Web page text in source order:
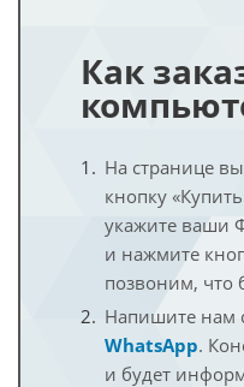
Как
На странице
кнопку
укажите ваши
и нажмите
позвоним, что
Напишите нам
WhatsApp.
и будет